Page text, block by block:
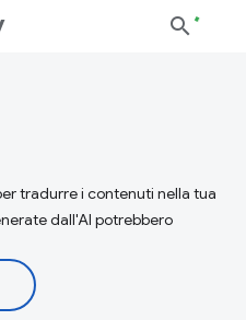
tradurre i contenuti nella tua
dall'AI potrebbero